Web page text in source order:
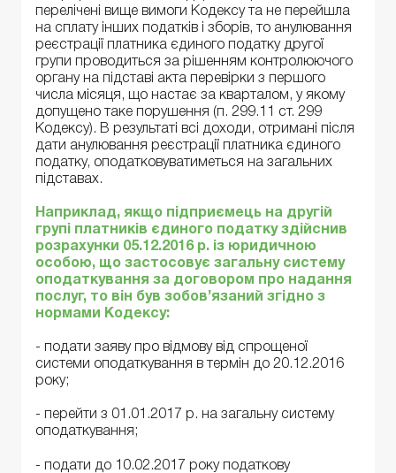
перелічені вище вимоги Кодексу та не перейшла
на сплату інших податків і зборів, то анулювання
реєстрації платника єдиного податку другої
групи проводиться за рішенням контролюючого
органу на підставі акта перевірки з першого
числа місяця, що настає за кварталом, у якому
допущено таке порушення (п. 299.11 ст. 299
Кодексу). В результаті всі доходи, отримані після
дати анулювання реєстрації платника єдиного
податку, оподатковуватиметься на загальних
підставах.
Наприклад, якщо підприємець на другій
групі платників єдиного податку здійснив
розрахунки 05.12.2016 р. із юридичною
особою, що застосовує загальну систему
оподаткування за договором про надання
послуг, то він був зобов’язаний згідно з
нормами Кодексу:
- подати заяву про відмову від спрощеної
системи оподаткування в термін до 20.12.2016
року;
- перейти з 01.01.2017 р. на загальну систему
оподаткування;
- подати до 10.02.2017 року податкову